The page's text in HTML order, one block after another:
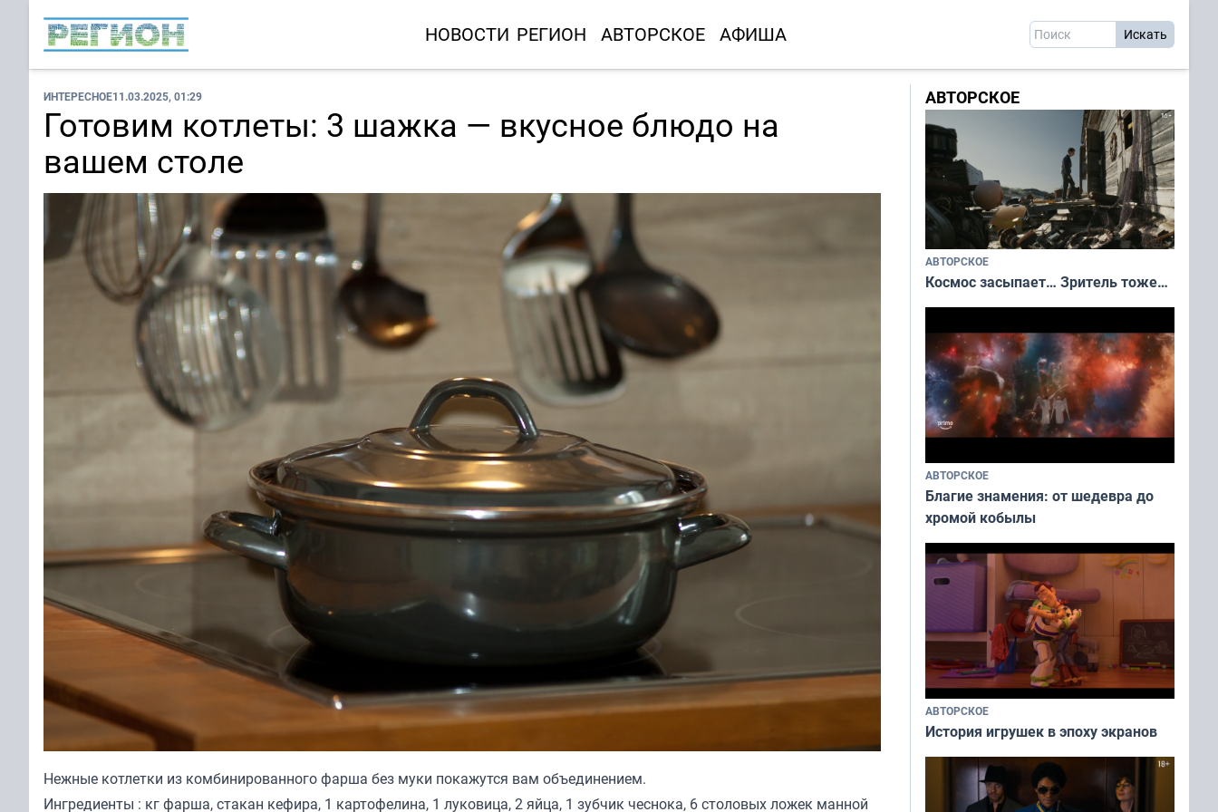
НОВОСТИ РЕГИОН АВТОРСКОЕ АФИША
ИНТЕРЕСНОЕ11.03.2025, 01:29
Готовим котлеты: 3 шажка — вкусное блюдо на
вашем столе
Нежные котлетки из комбинированного фарша без муки покажутся вам объединением.
Ингредиенты : кг фарша, стакан кефира, 1 картофелина, 1 луковица, 2 яйца, 1 зубчик чеснока, 6 столовых ложек манной
АВТОРСКОЕ
АВТОРСКОЕ
Космос засыпает… Зритель тоже…
АВТОРСКОЕ
Благие знамения: от шедевра до
хромой кобылы
АВТОРСКОЕ
История игрушек в эпоху экранов